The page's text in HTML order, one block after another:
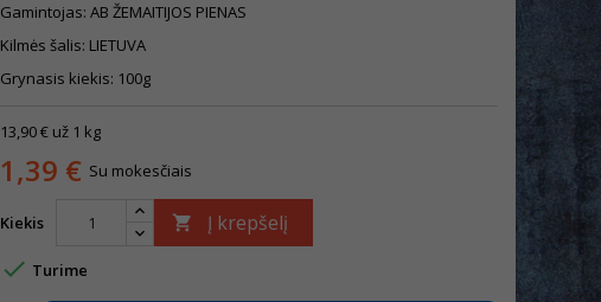
Gamintojas: AB ŽEMAITIJOS PIENAS
Kilmės šalis: LIETUVA
Grynasis kiekis: 100g
13,90 € už 1 kg
1,39 € Su mokesčiais
Kiekis  Į krepšelį
 Turime